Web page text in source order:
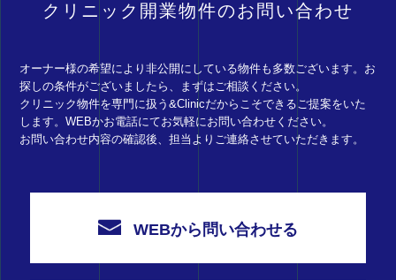
クリニック開業物件のお問い合わせ
オーナー様の希望により非公開にしている物件も多数ございます。お
探しの条件がございましたら、まずはご相談ください。
クリニック物件を専門に扱う&Clinicだからこそできるご提案をいた
します。WEBかお電話にてお気軽にお問い合わせください。
お問い合わせ内容の確認後、担当よりご連絡させていただきます。
WEBから問い合わせる